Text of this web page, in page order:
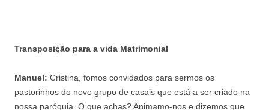
Transposição para a vida Matrimonial
Manuel: Cristina, fomos convidados para sermos os
pastorinhos do novo grupo de casais que está a ser criado na
nossa paróquia. O que achas? Animamo-nos e dizemos que